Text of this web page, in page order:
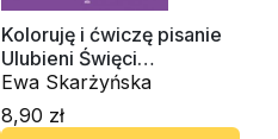
Koloruję i ćwiczę pisanie
Ulubieni Święci
Patronowie Malucha
Ewa Skarżyńska
8,90 zł